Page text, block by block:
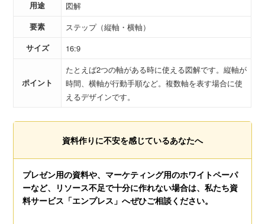
用途
図解
要素
ステップ（縦軸・横軸）
サイズ
16:9
ポイント
たとえば2つの軸がある時に使える図解です。縦軸が
時間、横軸が行動手順など。複数軸を表す場合に使
えるデザインです。
資料作りに不安を感じているあなたへ
プレゼン用の資料や、マーケティング用のホワイトペーパ
ーなど、リソース不足で十分に作れない場合は、私たち資
料サービス「エンプレス」へぜひご相談ください。